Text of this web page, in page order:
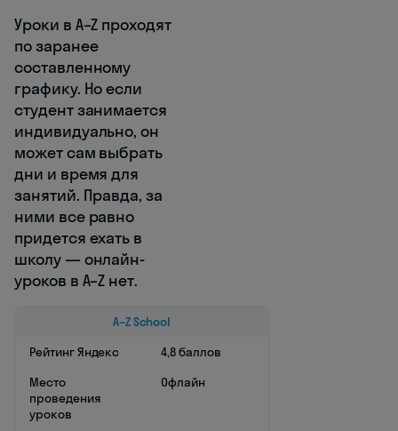
Уроки в A–Z проходят
по заранее
составленному
графику. Но если
студент занимается
индивидуально, он
может сам выбрать
дни и время для
занятий. Правда, за
ними все равно
придется ехать в
школу — онлайн-
уроков в A–Z нет.
A–Z School
Рейтинг Яндекс
4,8 баллов
Место
проведения
уроков
Офлайн